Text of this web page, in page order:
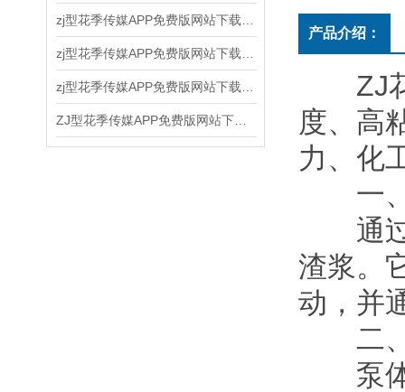
产品介绍：
ZJ花
度、
力
一
通过
渣浆
动，
二
泵体